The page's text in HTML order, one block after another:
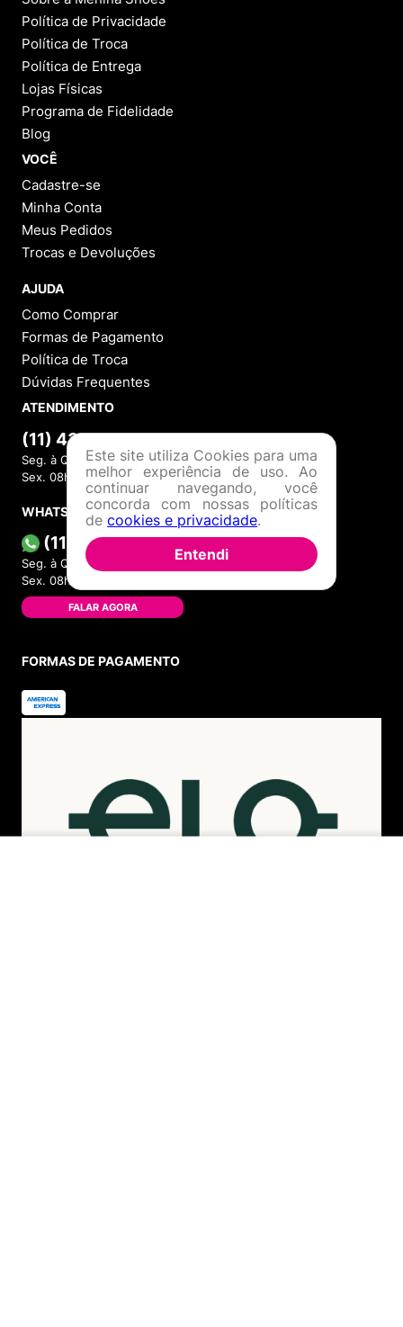
Política de Privacidade
Política de Troca
Política de Entrega
Lojas Físicas
Programa de Fidelidade
Blog
VOCÊ
Cadastre-se
Minha Conta
Meus Pedidos
Trocas e Devoluções
AJUDA
Como Comprar
Formas de Pagamento
Política de Troca
Dúvidas Frequentes
ATENDIMENTO
(11) 4380-6061
Seg. à Quin. 07h00 às 17h00.
Sex. 08h00 às 17h00.
WHATSAPP
(11) 4380-6061
Seg. à Quin. 07h00 às 17h00.
Sex. 08h00 às 17h00.
FALAR AGORA
FORMAS DE PAGAMENTO
Este site utiliza Cookies para uma
melhor experiência de uso. Ao
continuar navegando, você
concorda com nossas políticas
de cookies e privacidade.
Entendi